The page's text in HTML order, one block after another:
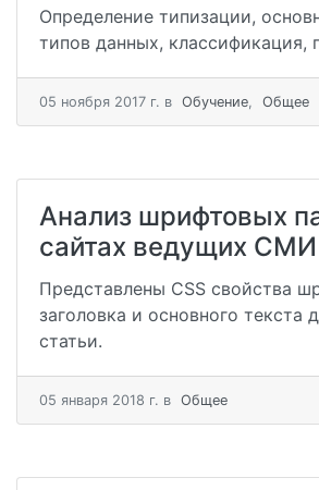
Определение типизации,
типов данных, классификация,
05 ноября 2017 г. в Обучение, Общее
Анализ шрифтовых
сайтах ведущих
Представлены CSS свойства
заголовка и основного текста
статьи.
05 января 2018 г. в Общее